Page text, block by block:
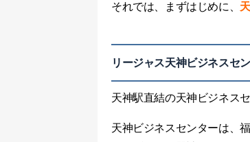
それでは、まずはじめに、
リージャス天神ビジネスセ
天神駅直結の天神ビジネス
天神ビジネスセンターは、